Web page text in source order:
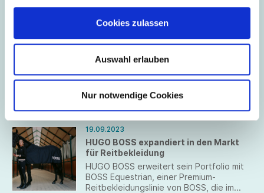
Cookies zulassen
Auswahl erlauben
Nur notwendige Cookies
sektorspezifische Berichtsstandards
unter anderem für „Textilien, Schuhe,
Accessoires und Schmuck“ erarbeitet
werden. Die dafür zuständige
Reporting Advisory Group (EFRAG) hat
einen öffentlichen Aufruf gestartet und
sucht Experten zur Mitarbeit in den
Arbeitsgruppen. Interessierte können sich
über einen Registrierungslink bewerben.
September 2023
27.09.2023
Förderprogramm „Unternehmen
Mit rund 4,6 Millionen Euro unterstützt
das Land Unternehmen bei der
Umsetzung ihrer Klimaschutzziele.
Antragstellungen sind bis 15. November
2023 möglich.
19.09.2023
HUGO BOSS expandiert in den Markt
für Reitbekleidung
HUGO BOSS erweitert sein Portfolio mit
BOSS Equestrian, einer Premium-
Reitbekleidungslinie von BOSS, die im